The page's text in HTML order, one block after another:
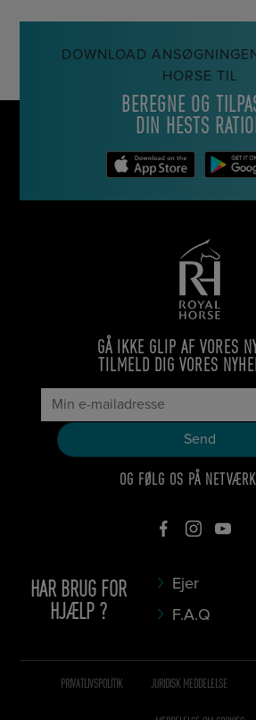
DOWNLOAD
HORSE TIL
BEREGNE OG
DIN HESTS
GÅ IKKE GLIP AF VORES
TILMELD DIG VORES
OG FØLG OS PÅ
HAR BRUG FOR
HJÆLP ?
Ejer
F.A.Q
PRIVATLIVSPOLITIK JURIDISK MEDDELELSE